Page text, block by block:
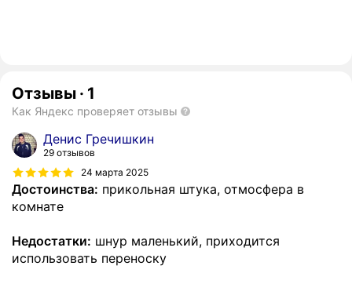
Отзывы · 1
Как Яндекс проверяет отзывы
Денис Гречишкин
29 отзывов
24 марта 2025
Достоинства: прикольная штука, отмосфера в
комнате
Недостатки: шнур маленький, приходится
использовать переноску